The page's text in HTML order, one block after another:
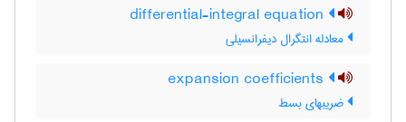
معادله انتگرال دیفرانسیلی
ضریبهای بسط